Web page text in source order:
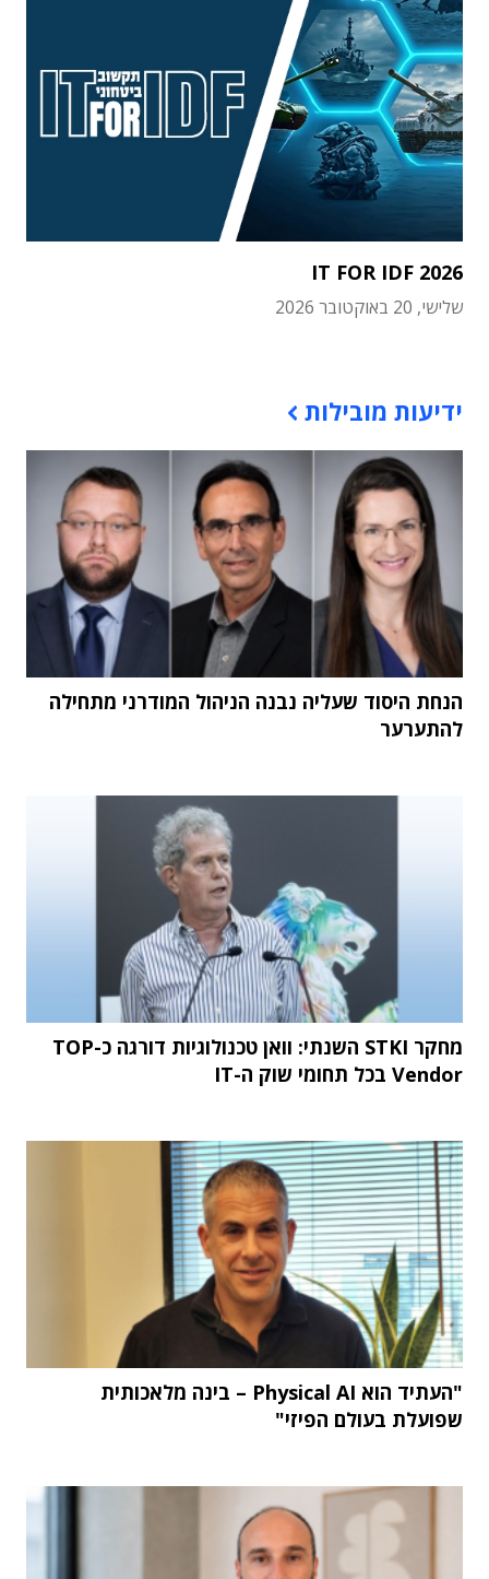
IT FOR IDF 2026
שלישי, 20 באוקטובר 2026
ידיעות מובילות
הנחת היסוד שעליה נבנה הניהול המודרני מתחילה
להתערער
מחקר STKI השנתי: וואן טכנולוגיות דורגה כ-TOP
Vendor בכל תחומי שוק ה-IT
"העתיד הוא Physical AI – בינה מלאכותית
שפועלת בעולם הפיזי"